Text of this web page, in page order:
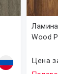
Wood
Цена